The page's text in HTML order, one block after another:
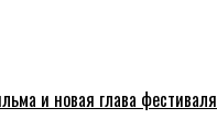
и новая глава фестиваля